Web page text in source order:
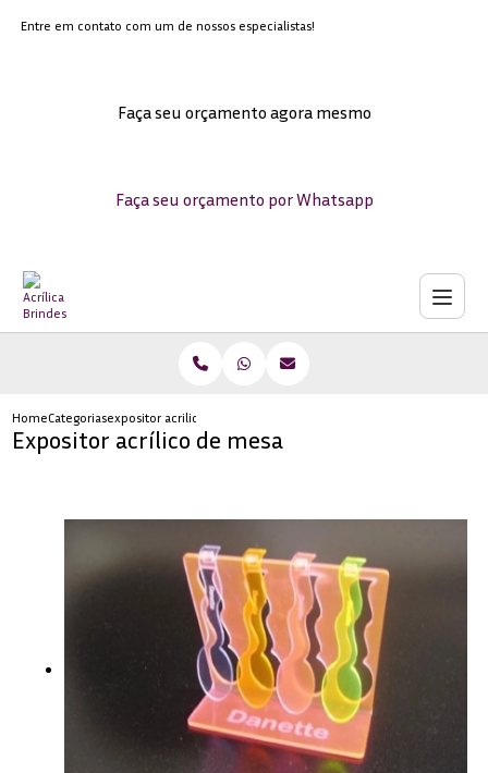
Entre em contato com um de nossos especialistas!
Faça seu orçamento agora mesmo
Faça seu orçamento por Whatsapp
HomeCategoriasexpositor acrilico mesa
Expositor acrílico de mesa